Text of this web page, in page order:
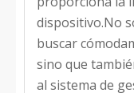
dispositivo.No
buscar
sino que
al sistema de